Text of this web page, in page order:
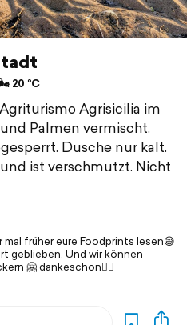
20 °C
Agrisicilia im
Palmen vermischt.
Dusche nur kalt.
ist verschmutzt. Nicht
mal früher eure Foodprints lesen😅
geblieben. Und wir können
🤗 dankeschön💁‍♀️